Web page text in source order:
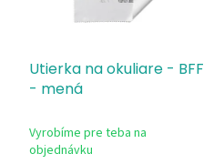
Utierka na okuliare - BFF
- mená
Vyrobíme pre teba na
objednávku